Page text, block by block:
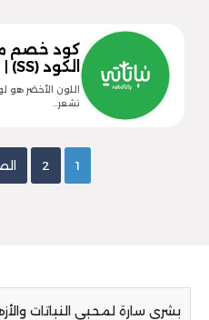
كود خصم
الكود (SS) | خصم…
اللون الأخضر هو
نشعر…
1
2
بشرى سارة لمحبي النباتات